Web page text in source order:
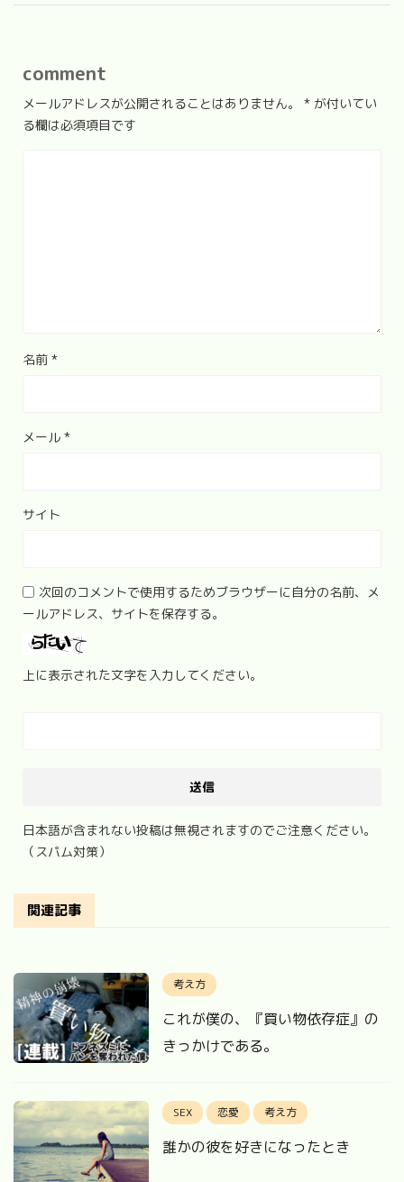
comment
メールアドレスが公開されることはありません。 * が付いてい
る欄は必須項目です
名前 *
メール *
サイト
次回のコメントで使用するためブラウザーに自分の名前、メ
ールアドレス、サイトを保存する。
上に表示された文字を入力してください。
日本語が含まれない投稿は無視されますのでご注意ください。
（スパム対策）
関連記事
考え方
これが僕の、『買い物依存症』の
きっかけである。
SEX 恋愛 考え方
誰かの彼を好きになったとき